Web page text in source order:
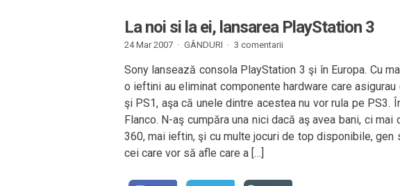
La noi si la ei, lansarea PlayStation 3
24 Mar 2007 · GÂNDURI · 3 comentarii
Sony lansează consola PlayStation 3 şi în Europa. Cu
o ieftini au eliminat componente hardware care
şi PS1, aşa că unele dintre acestea nu vor rula pe PS3.
Flanco. N-aş cumpăra una nici dacă aş avea bani, ci
360, mai ieftin, şi cu multe jocuri de top disponibile, gen
cei care vor să afle care a […]